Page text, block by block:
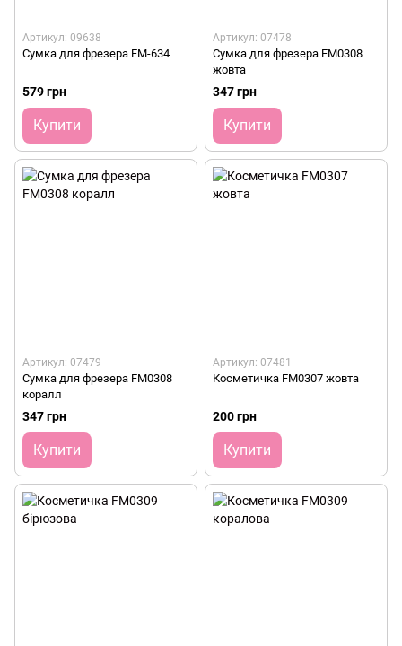
Артикул: 09638
Сумка для фрезера FM-634
579 грн
Купити
Артикул: 07478
Сумка для фрезера FM0308
жовта
347 грн
Купити
Артикул: 07479
Сумка для фрезера FM0308
коралл
347 грн
Купити
Артикул: 07481
Косметичка FM0307 жовта
200 грн
Купити